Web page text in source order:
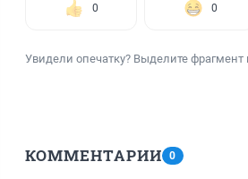
0 0
Увидели опечатку? Выделите фрагмент
КОММЕНТАРИИ 0